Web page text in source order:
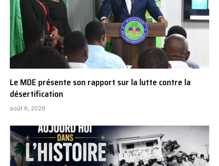
Le MDE présente son rapport sur la lutte contre la
désertification
août 6, 2026